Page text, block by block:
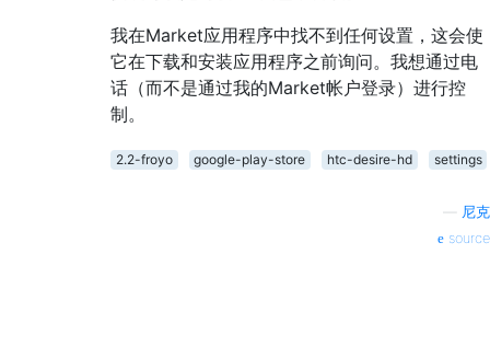
我在Market应用程序中找不到任何设置，这会使
它在下载和安装应用程序之前询问。我想通过电
话（而不是通过我的Market帐户登录）进行控
制。
2.2-froyo google-play-store htc-desire-hd settings
尼克
source